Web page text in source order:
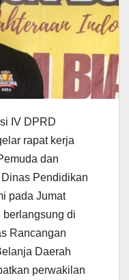
IV DPRD
rapat kerja
dan
Pendidikan
pada Jumat
berlangsung di
Rancangan
Daerah
perwakilan